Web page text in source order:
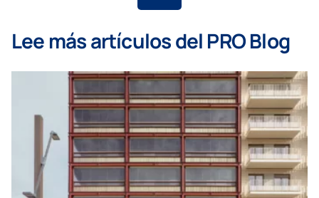
Lee más artículos del PRO Blog